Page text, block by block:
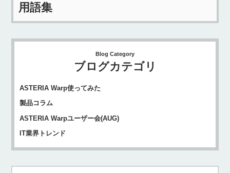
用語集
Blog Category
ブログカテゴリ
ASTERIA Warp使ってみた
製品コラム
ASTERIA Warpユーザー会(AUG)
IT業界トレンド